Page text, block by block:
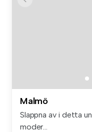
Malmö
Slappna av i detta
moder...